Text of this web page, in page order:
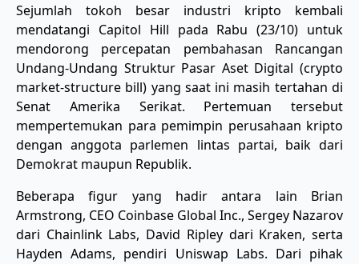
Sejumlah tokoh besar industri kripto kembali
mendatangi Capitol Hill pada Rabu (23/10) untuk
mendorong percepatan pembahasan Rancangan
Undang-Undang Struktur Pasar Aset Digital (crypto
market-structure bill) yang saat ini masih tertahan di
Senat Amerika Serikat. Pertemuan tersebut
mempertemukan para pemimpin perusahaan kripto
dengan anggota parlemen lintas partai, baik dari
Demokrat maupun Republik.
Beberapa figur yang hadir antara lain Brian
Armstrong, CEO Coinbase Global Inc., Sergey Nazarov
dari Chainlink Labs, David Ripley dari Kraken, serta
Hayden Adams, pendiri Uniswap Labs. Dari pihak